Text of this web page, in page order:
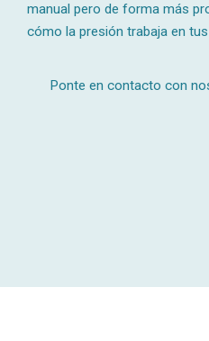
manual pero de forma más
cómo la presión trabaja en
Ponte en contacto con